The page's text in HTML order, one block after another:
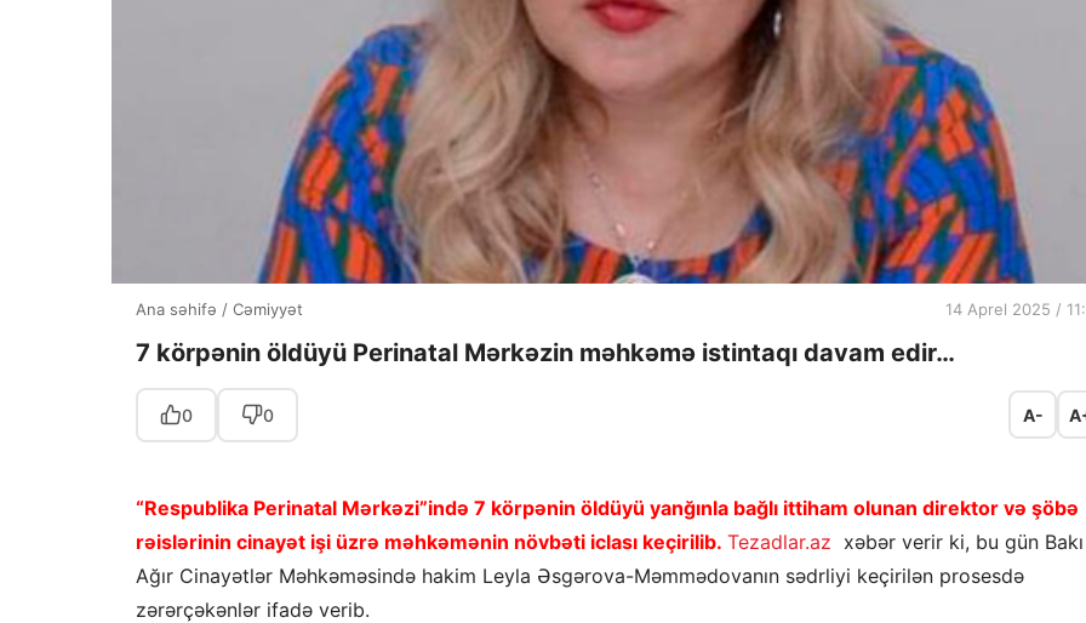
Ana səhifə / Cəmiyyət 14 Aprel 2025 /
7 körpənin öldüyü Perinatal Mərkəzin məhkəmə istintaqı davam edir…
0 0 A-
“Respublika Perinatal Mərkəzi”ində 7 körpənin öldüyü yanğınla bağlı ittiham olunan direktor və şöbə
rəislərinin cinayət işi üzrə məhkəmənin növbəti iclası keçirilib. Tezadlar.az xəbər verir ki, bu gün Bakı
Ağır Cinayətlər Məhkəməsində hakim Leyla Əsgərova-Məmmədovanın sədrliyi keçirilən prosesdə
zərərçəkənlər ifadə verib.